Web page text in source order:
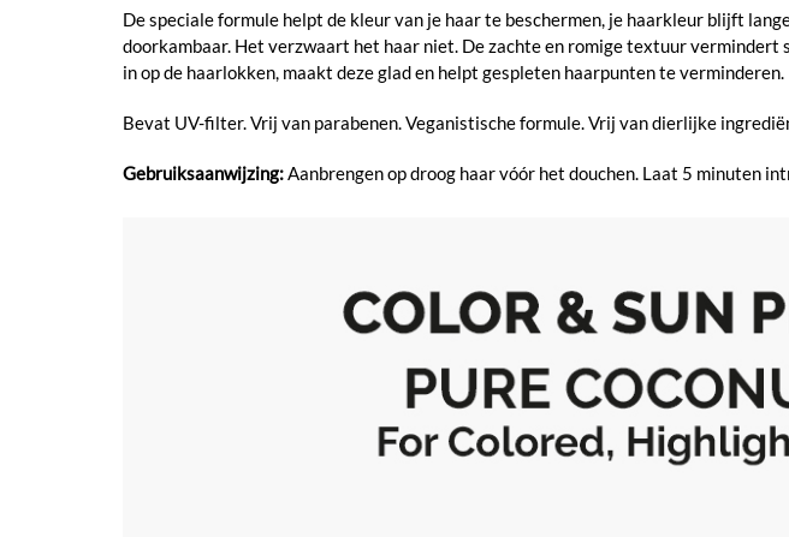
De speciale formule helpt de kleur van je haar te beschermen, je haarkleur blijft
doorkambaar. Het verzwaart het haar niet. De zachte en romige textuur
in op de haarlokken, maakt deze glad en helpt gespleten haarpunten te verminderen.
Bevat UV-filter. Vrij van parabenen. Veganistische formule. Vrij van dierlijke
Gebruiksaanwijzing:Aanbrengen op droog haar vóór het douchen. Laat 5 minuten